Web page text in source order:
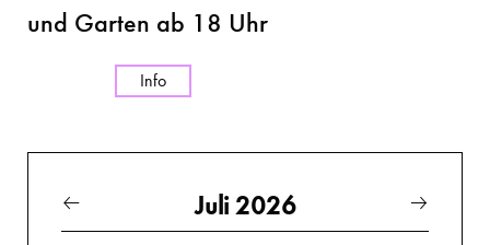
und Garten ab 18 Uhr
Info
Juli 2026